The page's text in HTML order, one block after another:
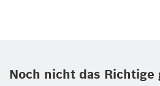
Noch nicht das Richtige